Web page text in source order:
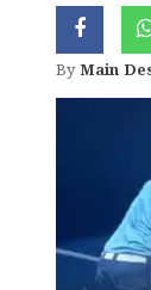
ByMain